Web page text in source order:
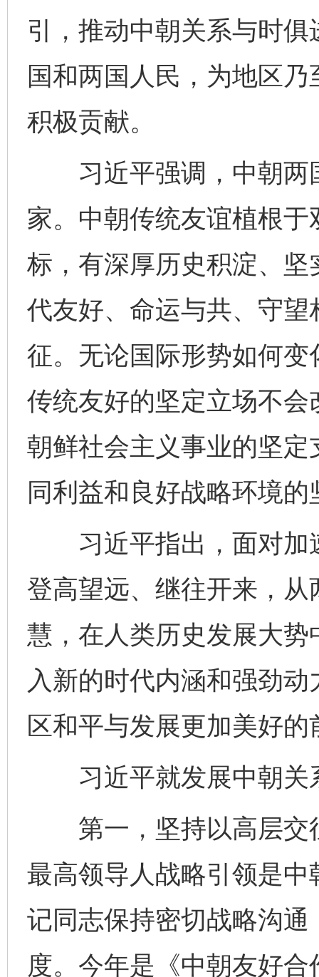
引，推动中朝关系与时
国和两国人民，为地区
积极贡献。
习近平强调，中朝两
家。中朝传统友谊植根
标，有深厚历史积淀、
代友好、命运与共、守
征。无论国际形势如何
传统友好的坚定立场不
朝鲜社会主义事业的坚
同利益和良好战略环境
习近平指出，面对加
登高望远、继往开来，
慧，在人类历史发展大
入新的时代内涵和强劲
区和平与发展更加美好的
习近平就发展中朝关
第一，坚持以高层交
最高领导人战略引领是
记同志保持密切战略沟
度。今年是《中朝友好